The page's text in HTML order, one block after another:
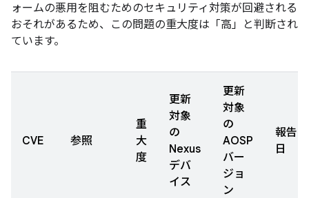
ォームの悪用を阻むためのセキュリティ対策が回避される
おそれがあるため、この問題の重大度は「高」と判断され
ています。
CVE 参照
重
大
度
更新
対象
の
Nexus
デバ
イス
更新
対象
の
AOSP
バー
ジョ
ン
報告
日